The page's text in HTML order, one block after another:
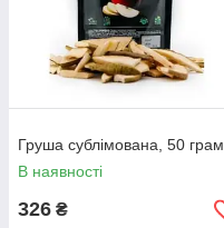
Груша сублімована, 50 грам
В наявності
326 ₴